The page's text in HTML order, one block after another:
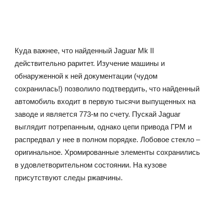
Куда важнее, что найденный Jaguar Mk II
действительно раритет. Изучение машины и
обнаруженной к ней документации (чудом
сохранилась!) позволило подтвердить, что найденный
автомобиль входит в первую тысячи выпущенных на
заводе и является 773-м по счету. Пускай Jaguar
выглядит потрепанным, однако цепи привода ГРМ и
распредвал у нее в полном порядке. Лобовое стекло –
оригинальное. Хромированные элементы сохранились
в удовлетворительном состоянии. На кузове
присутствуют следы ржавчины.